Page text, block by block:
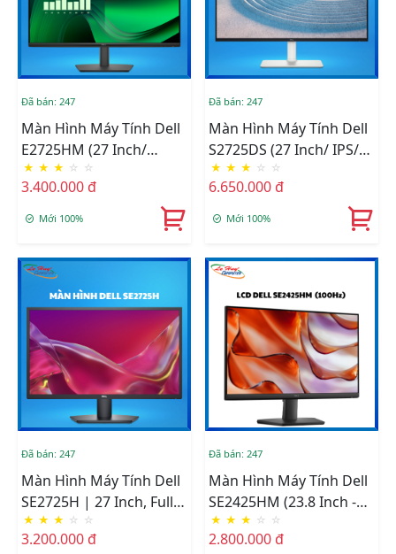
Đã bán: 247
Màn Hình Máy Tính Dell
E2725HM (27 Inch/
FullHD/ 5ms/ 100Hz/ IPS)
★ ★ ★ ☆ ☆
3.400.000 đ
Mới 100%
Đã bán: 247
Màn Hình Máy Tính Dell
S2725DS (27 Inch/ IPS/
100Hz/ 2K/ HDMI/ DP)
★ ★ ★ ☆ ☆
6.650.000 đ
Mới 100%
Đã bán: 247
Màn Hình Máy Tính Dell
SE2725H | 27 Inch, Full
HD, VA, 75Hz, 8ms, 250
Nits, HDMI+VGA, Phẳng
★ ★ ★ ☆ ☆
3.200.000 đ
Đã bán: 247
Màn Hình Máy Tính Dell
SE2425HM (23.8 Inch -
IPS - FHD - 100Hz - 5ms)
★ ★ ★ ☆ ☆
2.800.000 đ